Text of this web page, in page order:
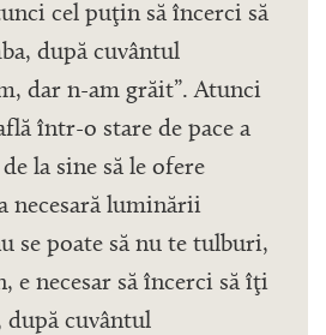
cel puţin să încerci să
după cuvântul
dar n-am grăit”. Atunci
într-o stare de pace a
la sine să le ofere
necesară luminării
se poate să nu te tulburi,
e necesar să încerci să îţi
cuvântul